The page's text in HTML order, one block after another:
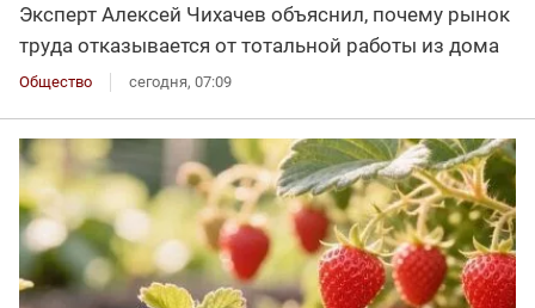
Эксперт Алексей Чихачев объяснил, почему рынок
труда отказывается от тотальной работы из дома
Общество сегодня, 07:09